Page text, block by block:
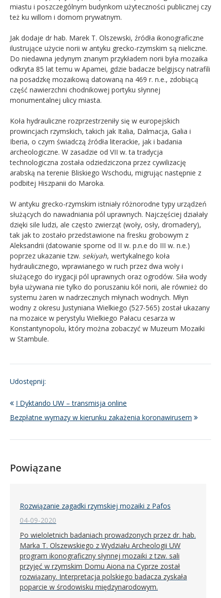
miastu i poszczególnym budynkom użyteczności publicznej czy
też ku willom i domom prywatnym.
Jak dodaje dr hab. Marek T. Olszewski, źródła ikonograficzne
ilustrujące użycie norii w antyku grecko-rzymskim są nieliczne.
Do niedawna jedynym znanym przykładem norii była mozaika
odkryta 85 lat temu w Apamei, gdzie badacze belgijscy natrafili
na posadzkę mozaikową datowaną na 469 r. n.e., zdobiącą
część nawierzchni chodnikowej portyku słynnej
monumentalnej ulicy miasta.
Koła hydrauliczne rozprzestrzeniły się w europejskich
prowincjach rzymskich, takich jak Italia, Dalmacja, Galia i
Iberia, o czym świadczą źródła literackie, jak i badania
archeologiczne. W zasadzie od VII w. ta tradycja
technologiczna została odziedziczona przez cywilizację
arabską na terenie Bliskiego Wschodu, migrując następnie z
podbitej Hiszpanii do Maroka.
W antyku grecko-rzymskim istniały różnorodne typy urządzeń
służących do nawadniania pól uprawnych. Najczęściej działały
dzięki sile ludzi, ale często zwierząt (woły, osły, dromadery),
tak jak to zostało przedstawione na fresku grobowym z
Aleksandrii (datowanie sporne od II w. p.n.e do III w. n.e.)
poprzez ukazanie tzw. sekiyah, wertykalnego koła
hydraulicznego, wprawianego w ruch przez dwa woły i
służącego do irygacji pól uprawnych oraz ogrodów. Siła wody
była używana nie tylko do poruszaniu kół norii, ale również do
systemu żaren w nadrzecznych młynach wodnych. Młyn
wodny z okresu Justyniana Wielkiego (527-565) został ukazany
na mozaice w perystylu Wielkiego Pałacu cesarza w
Konstantynopolu, który można zobaczyć w Muzeum Mozaiki
w Stambule.
Udostępnij:
I Dyktando UW – transmisja online
Bezpłatne wymazy w kierunku zakażenia koronawirusem
Powiązane
Rozwiązanie zagadki rzymskiej mozaiki z Pafos
04-09-2020
Po wieloletnich badaniach prowadzonych przez dr. hab.
Marka T. Olszewskiego z Wydziału Archeologii UW
program ikonograficzny słynnej mozaiki z tzw. sali
przyjęć w rzymskim Domu Aiona na Cyprze został
rozwiązany. Interpretacja polskiego badacza zyskała
poparcie w środowisku międzynarodowym.